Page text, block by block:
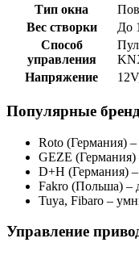
Тип окна
Вес створки
До
Способ
управления
Напряжение
Популярные
Roto (Германия)
GEZE (Германия)
D+H (Германия)
Fakro (Польша) –
Tuya, Fibaro –
Управление